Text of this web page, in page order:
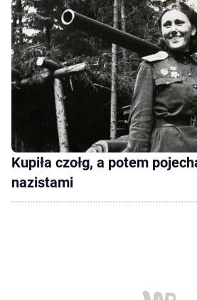
Kupiła czołg, a potem
nazistami